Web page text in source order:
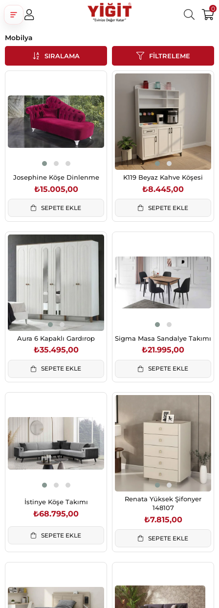
0
Google İle Bağlan
Mobilya
FILTRELEME
SIRALAMA
Josephine Köşe Dinlenme
₺15.005,00
SEPETE EKLE
K119 Beyaz Kahve Köşesi
₺8.445,00
SEPETE EKLE
Aura 6 Kapaklı Gardırop
₺35.495,00
SEPETE EKLE
Sigma Masa Sandalye Takımı
₺21.995,00
SEPETE EKLE
İstinye Köşe Takımı
₺68.795,00
SEPETE EKLE
Renata Yüksek Şifonyer
148107
₺7.815,00
SEPETE EKLE